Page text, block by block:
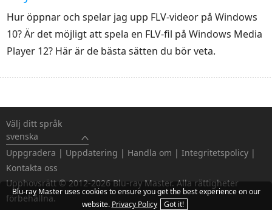
Hur öppnar och spelar jag upp FLV-videor på Windows
10? Är det möjligt att spela en FLV-fil på Windows Media
Player 12? Här är de bästa sätten du bör veta.
Uppgradera | Uppdatering | Handla om | Integritetspolicy |
Kontakta oss
Upphovsrätt © 2012-2026 Blu-ray Master. Alla rättigheter
förbehållna.
Välj ditt språk
svenska
Blu-ray Master uses cookies to ensure you get the best experience on our
website. Privacy Policy Got it!